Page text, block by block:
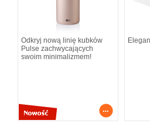
Odkryj nową linię kubków
Pulse zachwycających
swoim minimalizmem!